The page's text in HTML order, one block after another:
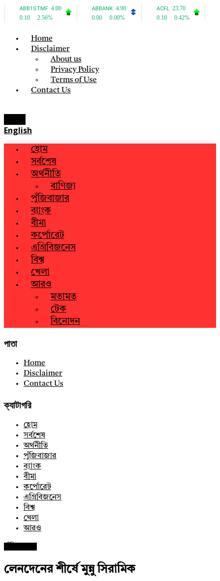
Home
Disclaimer
About us
Privacy Policy
Terms of Use
Contact Us
English
হোম
সর্বশেষ
অর্থনীতি
বাণিজ্য
পুঁজিবাজার
ব্যাংক
বীমা
কর্পোরেট
এগ্রিবিজনেস
বিশ্ব
খেলা
আরও
মতামত
টেক
বিনোদন
পাতা
Home
Disclaimer
Contact Us
ক্যাটাগরি
হোম
সর্বশেষ
অর্থনীতি
পুঁজিবাজার
ব্যাংক
বীমা
কর্পোরেট
এগ্রিবিজনেস
বিশ্ব
খেলা
আরও
লেনদেনের শীর্ষে মুন্নু সিরামিক